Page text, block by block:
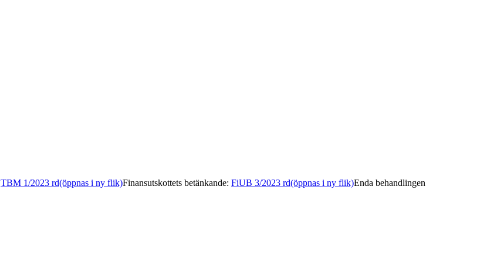
TBM 1/2023 rd(öppnas i ny flik)Finansutskottets betänkande: FiUB 3/2023 rd(öppnas i ny flik)Enda behandlingen